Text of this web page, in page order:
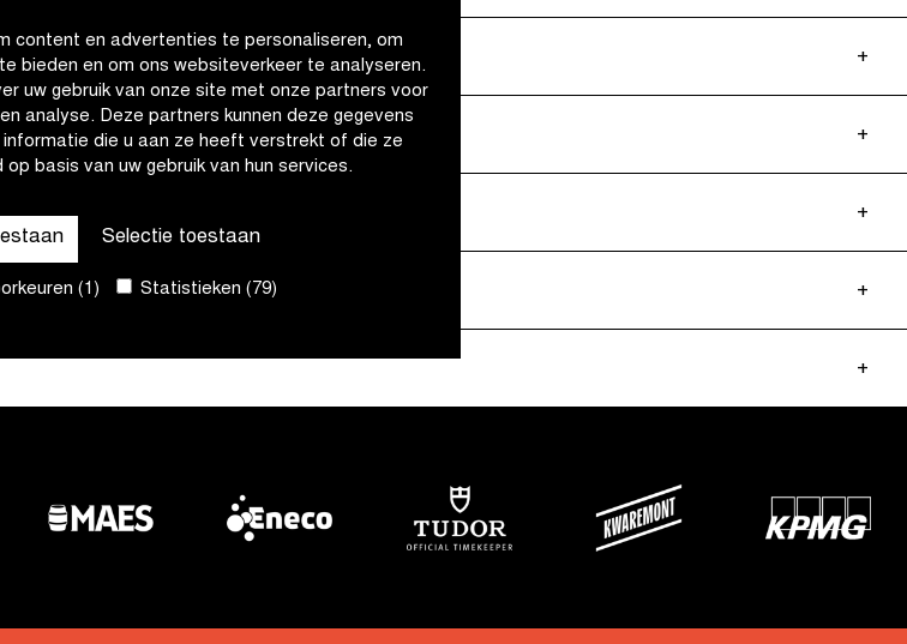
content en advertenties te personaliseren, om
bieden en om ons websiteverkeer te analyseren.
uw gebruik van onze site met onze partners voor
analyse. Deze partners kunnen deze gegevens
die u aan ze heeft verstrekt of die ze
op basis van uw gebruik van hun services.
Selectie toestaan
(1)
Statistieken (79)